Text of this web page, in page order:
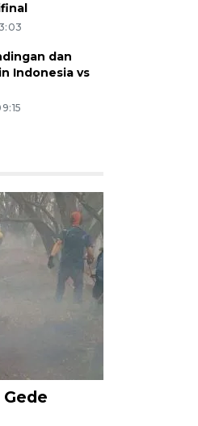
dan
Indonesia vs